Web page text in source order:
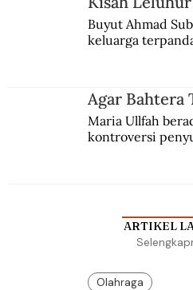
Buyut Ahmad
keluarga
Agar Bahtera
Maria Ullfah
kontroversi
ARTIKEL
Olahraga